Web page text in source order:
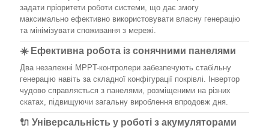
задати пріоритети роботи системи, що дає змогу
максимально ефективно використовувати власну генерацію
та мінімізувати споживання з мережі.
☀️ Ефективна робота із сонячними панелями
Два незалежні MPPT-контролери забезпечують стабільну
генерацію навіть за складної конфігурації покрівлі. Інвертор
чудово справляється з панелями, розміщеними на різних
скатах, підвищуючи загальну вироблення впродовж дня.
🔌 Універсальність у роботі з акумуляторами